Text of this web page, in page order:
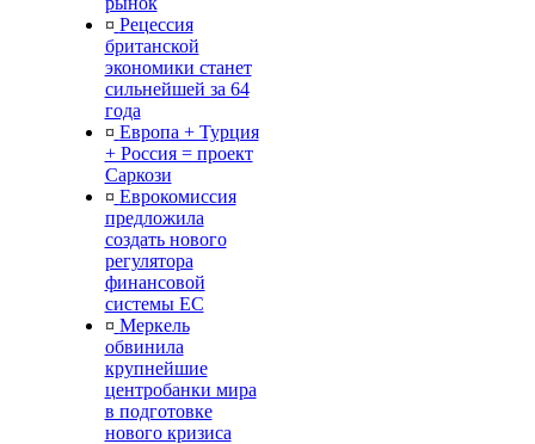
¤ Рецессия
британской
экономики станет
сильнейшей за 64
года
¤ Европа + Турция
+ Россия = проект
Саркози
¤ Еврокомиссия
предложила
создать нового
регулятора
финансовой
системы ЕС
¤ Меркель
обвинила
крупнейшие
центробанки мира
в подготовке
нового кризиса